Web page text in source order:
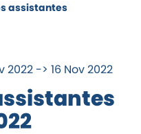
assistantes
2022 -> 16 Nov 2022